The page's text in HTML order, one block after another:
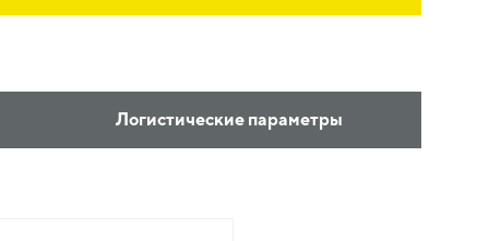
Логистические параметры